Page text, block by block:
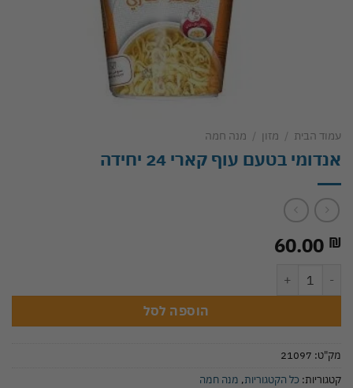
עמוד הבית / מזון / מנה חמה
אנדומי בטעם עוף קארי 24 יחידה
60.00 ₪
כמות של אנדומי בטעם עוף קארי 24 יחידה
הוספה לסל
מק"ט: 21097
קטגוריות: כל הקטגוריות, מנה חמה